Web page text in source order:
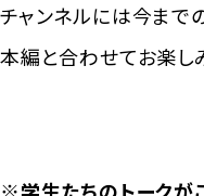
チャンネルには今まで
本編と合わせてお楽し